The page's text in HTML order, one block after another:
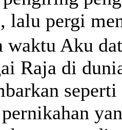
lalu pergi
waktu Aku
Raja di